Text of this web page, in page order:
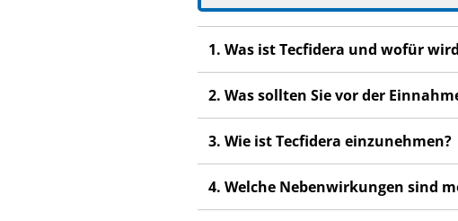
Nebenwirkungen, die nicht in
1. Was ist Tecfidera und wofür
2. Was sollten Sie vor der
3. Wie ist Tecfidera einzunehmen?
4. Welche Nebenwirkungen sind